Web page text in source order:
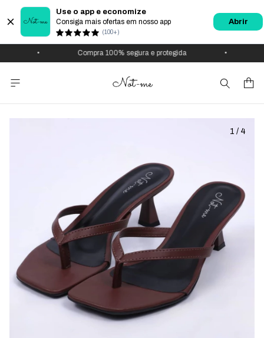
Use o app e economize
Consiga mais ofertas em nosso app
(100+)
Abrir
Compra 100% segura e protegida
1 / 4